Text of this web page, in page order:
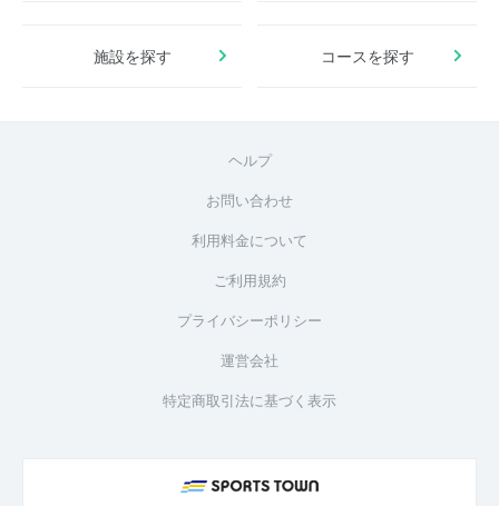
施設を探す コースを探す
ヘルプ
お問い合わせ
利用料金について
ご利用規約
プライバシーポリシー
運営会社
特定商取引法に基づく表示